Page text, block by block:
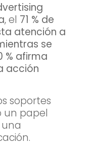
, el 71 % de
atención a
se
% afirma
acción
soportes
un papel